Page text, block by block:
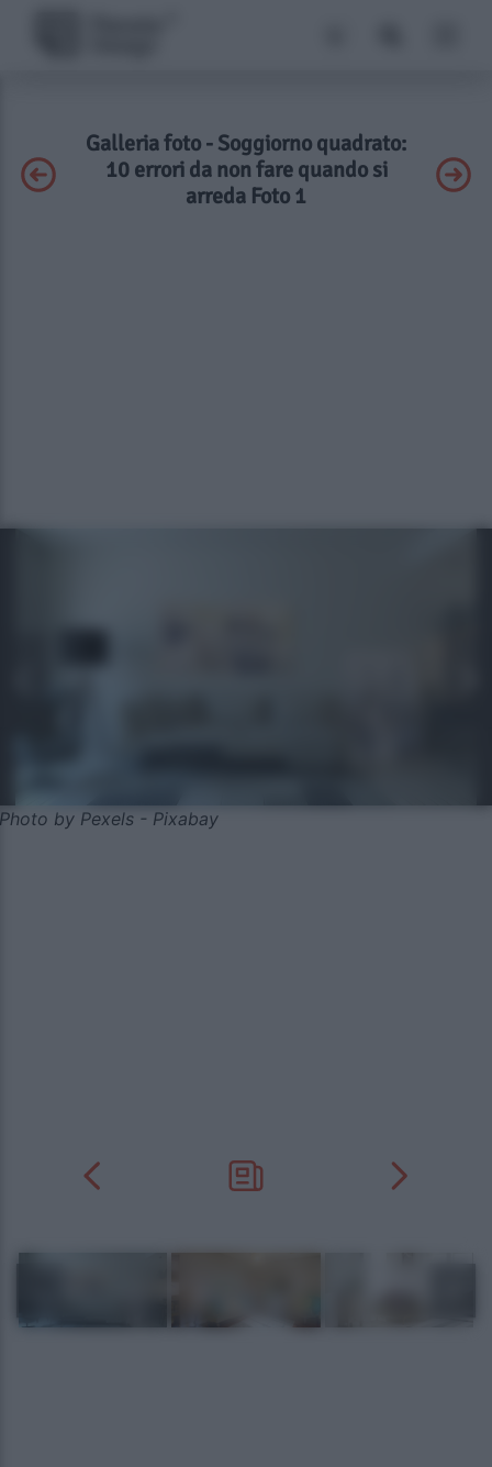
Galleria foto - Soggiorno quadrato:
10 errori da non fare quando si
arreda Foto 1
Photo by Pexels - Pixabay